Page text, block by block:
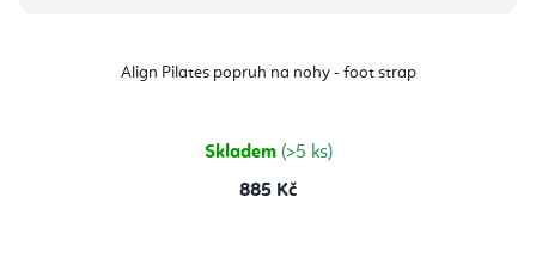
Align Pilates popruh na nohy - foot strap
Skladem (>5 ks)
885 Kč